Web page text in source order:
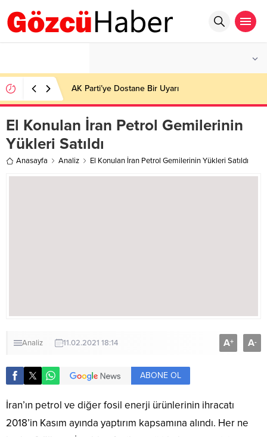
AK Parti’ye Dostane Bir Uyarı
El Konulan İran Petrol Gemilerinin
Yükleri Satıldı
Anasayfa Analiz El Konulan İran Petrol Gemilerinin Yükleri Satıldı
Analiz 11.02.2021 18:14 A+ A-
ABONE OL
İran’ın petrol ve diğer fosil enerji ürünlerinin ihracatı
2018’in Kasım ayında yaptırım kapsamına alındı. Her ne